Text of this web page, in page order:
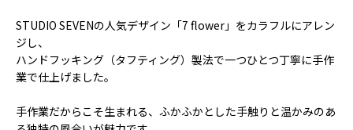
STUDIO SEVENの人気デザイン「7 flower」をカラフルにアレン
ジし、
ハンドフッキング（タフティング）製法で一つひとつ丁寧に手作
業で仕上げました。
手作業だからこそ生まれる、ふかふかとした手触りと温かみのあ